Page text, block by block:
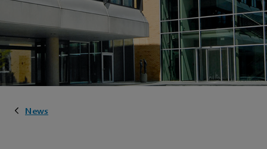
News